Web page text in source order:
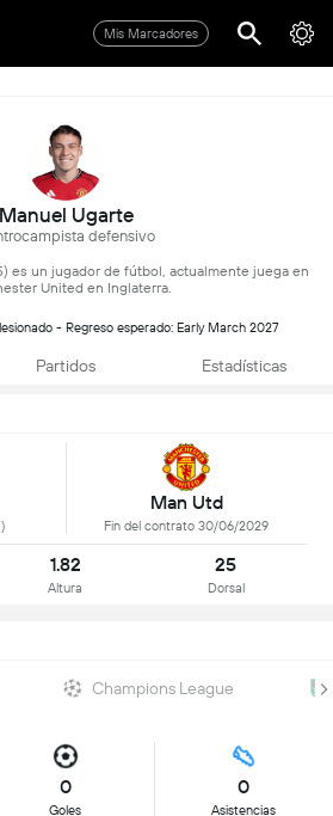
Mis Marcadores
Manuel Ugarte
defensivo
es un jugador de fútbol, actualmente juega en
United en Inglaterra.
- Regreso esperado: Early March 2027
Partidos Estadísticas
Man Utd
Fin del contrato 30/06/2029
1.82
Altura
25
Dorsal
Champions League
0
Goles
0
Asistencias